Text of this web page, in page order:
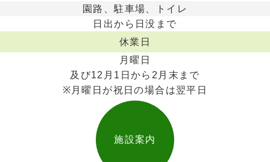
園路、駐車場、トイレ
日出から日没まで
休業日
月曜日
及び12月1日から2月末まで
※月曜日が祝日の場合は翌平日
施設案内